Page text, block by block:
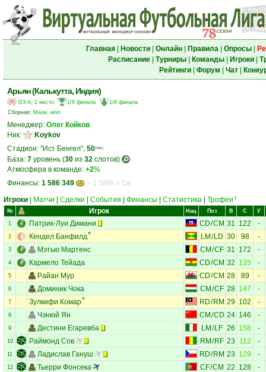
Главная| Новости| Онлайн| Правила| Опросы|
Расписание| Турниры| Команды| Игроки|
Рейтинги| Форум Чат|
Арьян (Калькутта, Индия)
D3-A, 1 место 1/8 финала
1/8 финала
Сборная: Мали, мол.
Менеджер: Олег Койков
Ник:
Koykov
Стадион: "Ист Бенгел", 50тыс.
База: 7 уровень (30 из 32 слотов)
Атмосфера в команде: +2%
Финансы: 1 586 349
= 1 586к = 1м
Игроки
Матчи Сделки События Финансы Статистика Трофеи 7
№ Игрок Нац Поз В С У
1 Патрик-Луи Димани CD/CM 31 122 -
2 Кендел Банфилд LM / LD 30 98 -
3 Мэтью Мартенс CM /CF 31 172 -
4 Кармело Тейада CD/CM 32 135 -
5 Райан Мур CD/CM 28 89 -
6 Доминик Чока CM /CF 28 147 -
7 Зулкифи Комар RD/ RM 29 102 -
8 Чэнюй Ян CM /CD 24 146 -
9 Дестини Егаревба LM / LF 26 158 -
10 Раймонд Сов RM / RF 23 112 -
11 Ладислав Гануш RD/ RM 23 129 -
12 Тьерри Фонсека CF/CM 22 128 -